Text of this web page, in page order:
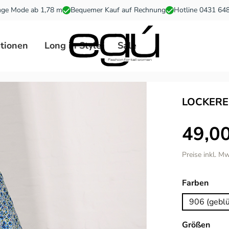
Mode ab 1,78 m Bequemer Kauf auf Rechnung Hotline 0431
Long in Style Sale
Preise inkl.
Farben
906
Größen